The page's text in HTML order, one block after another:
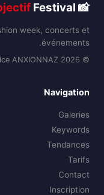
📸
Festival
week, concerts et
événements.
© 2026 Brice ANXIONNAZ
Navigation
Galeries
Keywords
Tendances
Tarifs
Contact
Inscription